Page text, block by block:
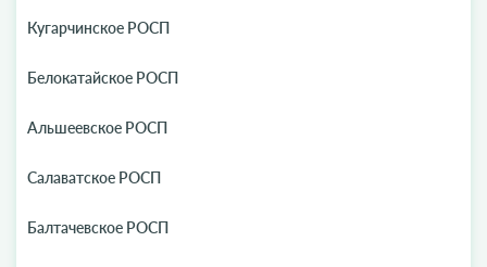
Кугарчинское РОСП
Белокатайское РОСП
Альшеевское РОСП
Салаватское РОСП
Балтачевское РОСП